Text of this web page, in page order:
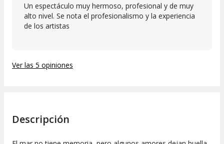
Un espectáculo muy hermoso, profesional y de muy
alto nivel. Se nota el profesionalismo y la experiencia
de los artistas
Ver las 5 opiniones
Descripción